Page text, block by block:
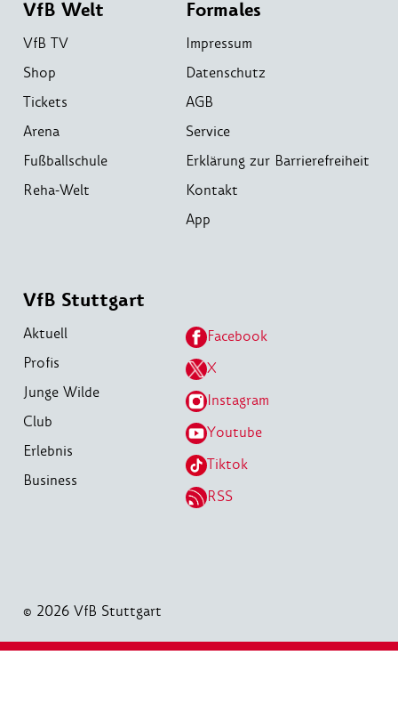
VfB Welt
VfB TV
Shop
Tickets
Arena
Fußballschule
Reha-Welt
Formales
Impressum
Datenschutz
AGB
Service
Erklärung zur Barrierefreiheit
Kontakt
App
VfB Stuttgart
Aktuell
Profis
Junge Wilde
Club
Erlebnis
Business
Facebook
X
Instagram
Youtube
Tiktok
RSS
© 2026 VfB Stuttgart